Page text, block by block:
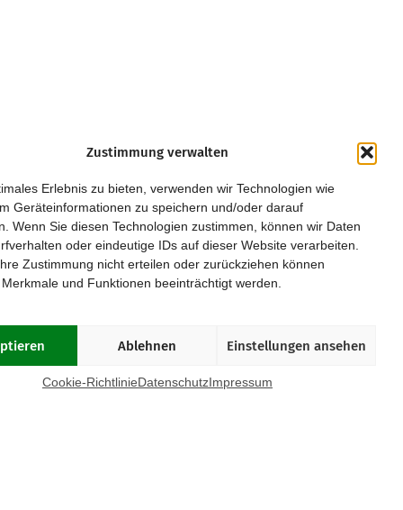
Zustimmung verwalten
Erlebnis zu bieten, verwenden wir Technologien wie
Geräteinformationen zu speichern und/oder darauf
Wenn Sie diesen Technologien zustimmen, können wir Daten
oder eindeutige IDs auf dieser Website verarbeiten.
Zustimmung nicht erteilen oder zurückziehen können
und Funktionen beeinträchtigt werden.
Ablehnen Einstellungen ansehen
Cookie-RichtlinieDatenschutzImpressum
Leipzig
Magdeburg
München
Münster
Osnabrück
Paderborn
Rhein/Main
Ruhrgebiet
Saar/Trier
Stuttgart
Würzburg
RICHTLINIE (EU)